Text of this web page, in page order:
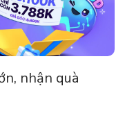
nhận quà